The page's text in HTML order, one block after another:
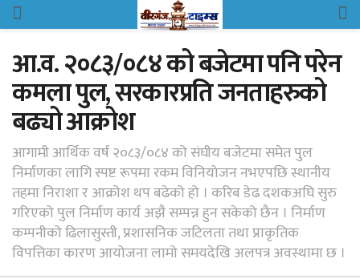
आ.व. २०८३/०८४ को बजेटमा पनि परेन
कमला पुल, सरकारप्रति जनताहरुको
बढ्यो आक्रोश
आगामी आर्थिक वर्ष २०८३/०८४ को संघीय बजेटमा समेत पुल
निर्माणका लागि स्पष्ट रूपमा रकम विनियोजन नभएपछि स्थानीय
तहमा निराशा र आक्रोश थप बढेको हो । करिब डेढ दशकअघि सुरु
गरिएको पुल निर्माण कार्य अझै सम्पन्न हुन सकेको छैन । निर्माण
कम्पनीको ढिलासुस्ती, प्रशासनिक जटिलता तथा प्राकृतिक
विपत्तिका कारण आयोजना लामो समयदेखि अलपत्र अवस्थामा छ ।